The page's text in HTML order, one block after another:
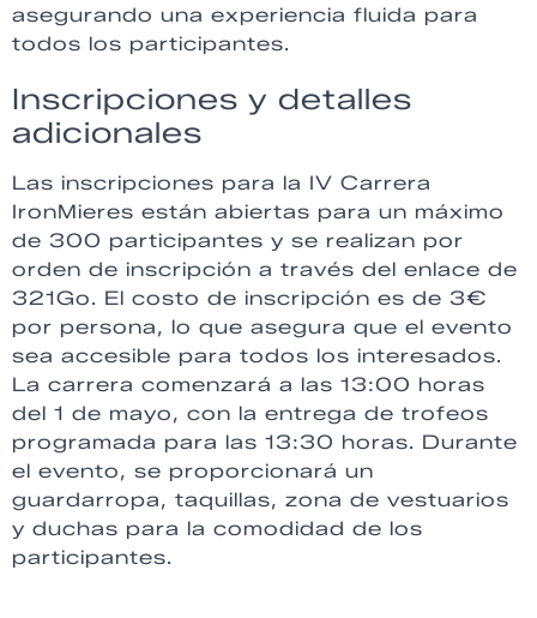
asegurando una experiencia fluida para
todos los participantes.
Inscripciones y detalles
adicionales
Las inscripciones para la IV Carrera
IronMieres están abiertas para un máximo
de 300 participantes y se realizan por
orden de inscripción a través del enlace de
321Go. El costo de inscripción es de 3€
por persona, lo que asegura que el evento
sea accesible para todos los interesados.
La carrera comenzará a las 13:00 horas
del 1 de mayo, con la entrega de trofeos
programada para las 13:30 horas. Durante
el evento, se proporcionará un
guardarropa, taquillas, zona de vestuarios
y duchas para la comodidad de los
participantes.